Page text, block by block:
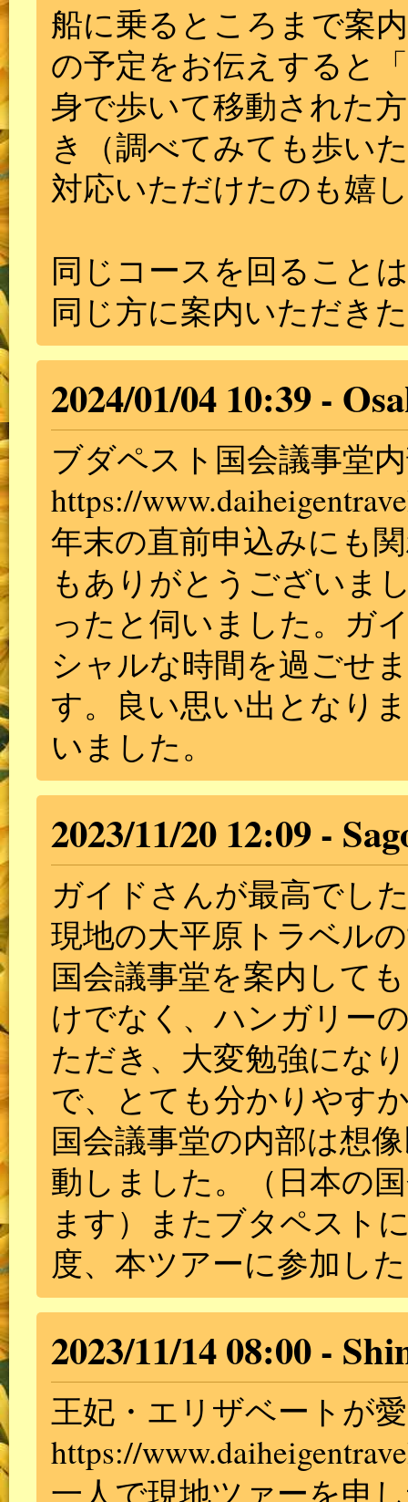
船に乗るところまで案
の予定をお伝えすると
身で歩いて移動された
き（調べてみても歩い
対応いただけたのも嬉
同じコースを回ること
同じ方に案内いただき
2024/01/04 10:39
ブダペスト国会議事堂
https://
年末の直前申込みにも
もありがとうございま
ったと伺いました。ガ
シャルな時間を過ごせ
す。良い思い出となり
いました。
2023/11/20 12:09
ガイドさんが最高でし
現地の大平原トラベル
国会議事堂を案内して
けでなく、ハンガリー
ただき、大変勉強にな
で、とても分かりやす
国会議事堂の内部は想
動しました。（日本の
ます）またブタペスト
度、本ツアーに参加し
2023/11/14 08:00
王妃・エリザベートが
https://
一人で現地ツァーを申